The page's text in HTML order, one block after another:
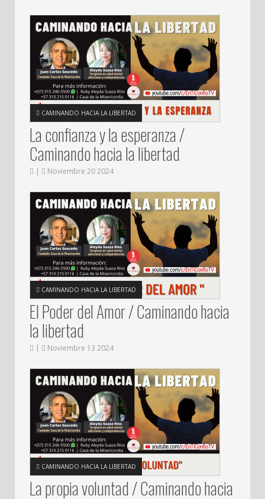
CAMINANDO HACIA LA LIBERTAD
La confianza y la esperanza /
Caminando hacia la libertad
| Noviembre 20 2024
CAMINANDO HACIA LA LIBERTAD
El Poder del Amor / Caminando hacia
la libertad
| Noviembre 13 2024
CAMINANDO HACIA LA LIBERTAD
La propia voluntad / Caminando hacia